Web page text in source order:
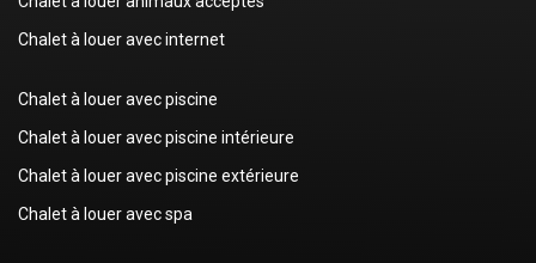
Chalet à louer avec internet
Chalet à louer avec piscine
Chalet à louer avec piscine intérieure
Chalet à louer avec piscine extérieure
Chalet à louer avec spa